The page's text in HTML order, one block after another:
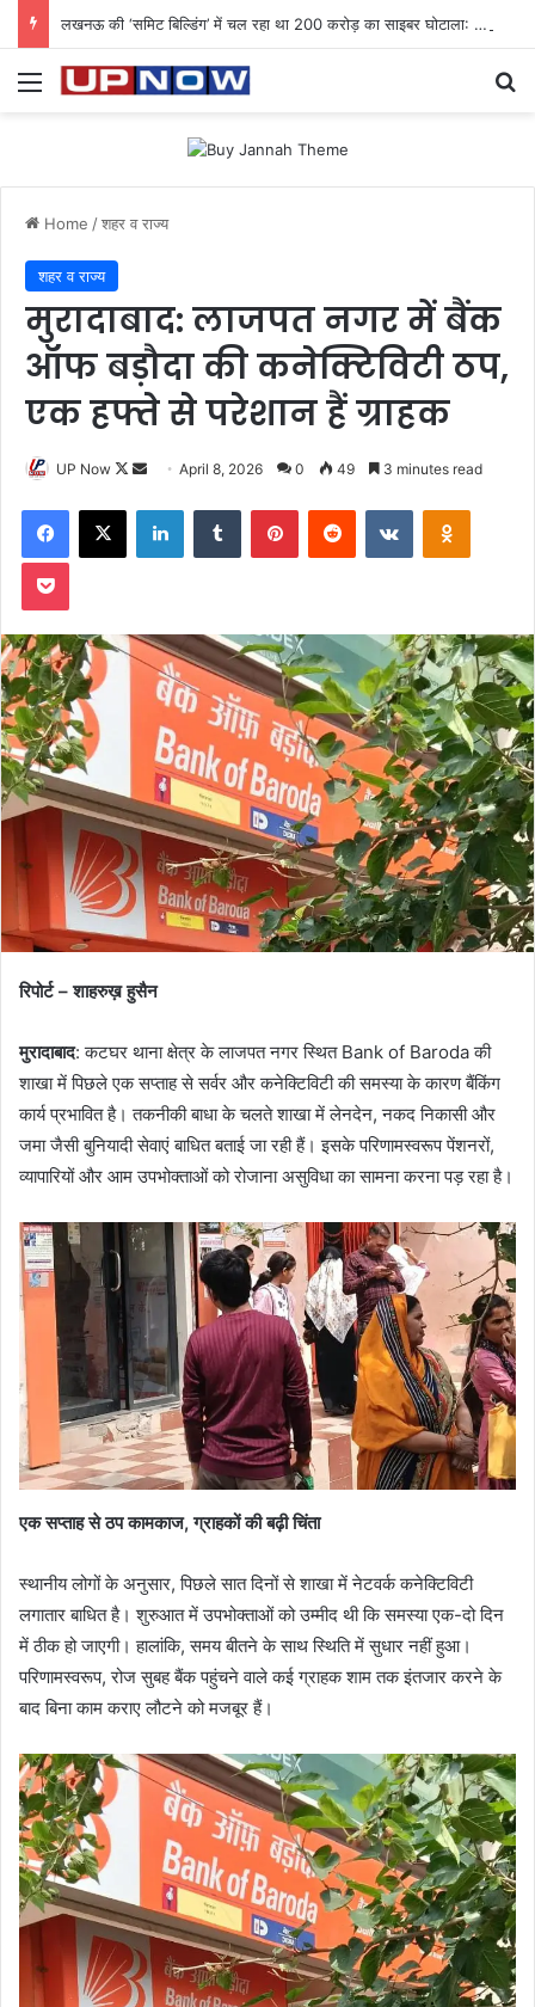
लखनऊ की ‘समिट बिल्डिंग’ में चल रहा था 200 करोड़ का साइबर घोटाला: 40 युवतियों समेत 119 गिरफ्तार
Menu
Home /शहर व राज्य
शहर व राज्य
मुरादाबाद: लाजपत नगर में बैंक
ऑफ बड़ौदा की कनेक्टिविटी ठप,
एक हफ्ते से परेशान हैं ग्राहक
UP Now
Follow
Send
email
April 8, 2026 0 49 3 minutes read
Facebook
X LinkedInTumblr PinterestReddit VKontakte
Pocket
रिपोर्ट – शाहरुख़ हुसैन
मुरादाबाद: कटघर थाना क्षेत्र के लाजपत नगर स्थित Bank of Baroda की
शाखा में पिछले एक सप्ताह से सर्वर और कनेक्टिविटी की समस्या के कारण बैंकिंग
कार्य प्रभावित है। तकनीकी बाधा के चलते शाखा में लेनदेन, नकद निकासी और
जमा जैसी बुनियादी सेवाएं बाधित बताई जा रही हैं। इसके परिणामस्वरूप पेंशनरों,
व्यापारियों और आम उपभोक्ताओं को रोजाना असुविधा का सामना करना पड़ रहा है।
एक सप्ताह से ठप कामकाज, ग्राहकों की बढ़ी चिंता
स्थानीय लोगों के अनुसार, पिछले सात दिनों से शाखा में नेटवर्क कनेक्टिविटी
लगातार बाधित है। शुरुआत में उपभोक्ताओं को उम्मीद थी कि समस्या एक-दो दिन
में ठीक हो जाएगी। हालांकि, समय बीतने के साथ स्थिति में सुधार नहीं हुआ।
परिणामस्वरूप, रोज सुबह बैंक पहुंचने वाले कई ग्राहक शाम तक इंतजार करने के
बाद बिना काम कराए लौटने को मजबूर हैं।